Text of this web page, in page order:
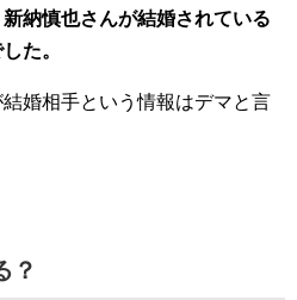
納慎也さんが結婚されている
た。
婚相手という情報はデマと言
？